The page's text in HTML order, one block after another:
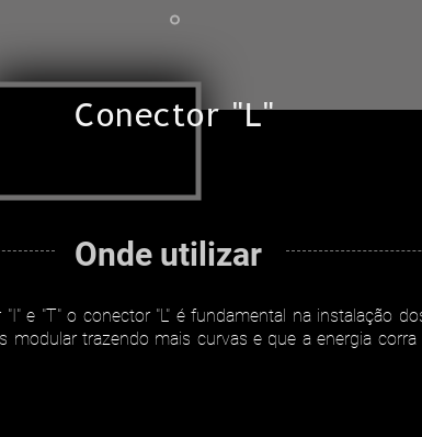
Conector "L"
Onde utilizar
e "T" o conector "L" é fundamental na instalação
modular trazendo mais curvas e que a energia